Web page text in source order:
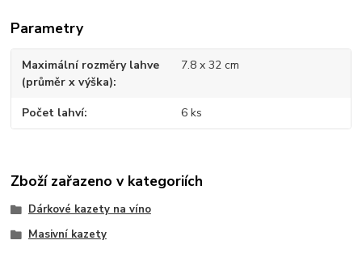
Parametry
Maximální rozměry lahve
(průměr x výška)
7.8 x 32 cm
Počet lahví 6 ks
Zboží zařazeno v kategoriích
Dárkové kazety na víno
Masivní kazety